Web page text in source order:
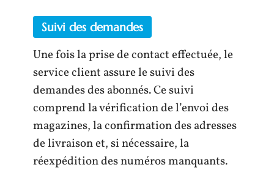
Suivi des demandes
Une fois la prise de contact effectuée, le
service client assure le suivi des
demandes des abonnés. Ce suivi
comprend la vérification de l’envoi des
magazines, la confirmation des adresses
de livraison et, si nécessaire, la
réexpédition des numéros manquants.